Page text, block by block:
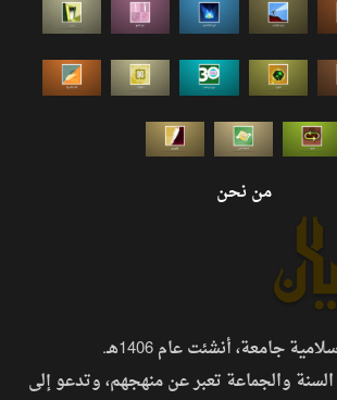
من نحن
جامعة، أنشئت عام 1406هـ.
والجماعة تعبر عن منهجهم، وتدعو إلى